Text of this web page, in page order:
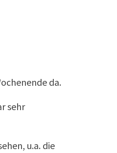
da.
sehr
u.a. die